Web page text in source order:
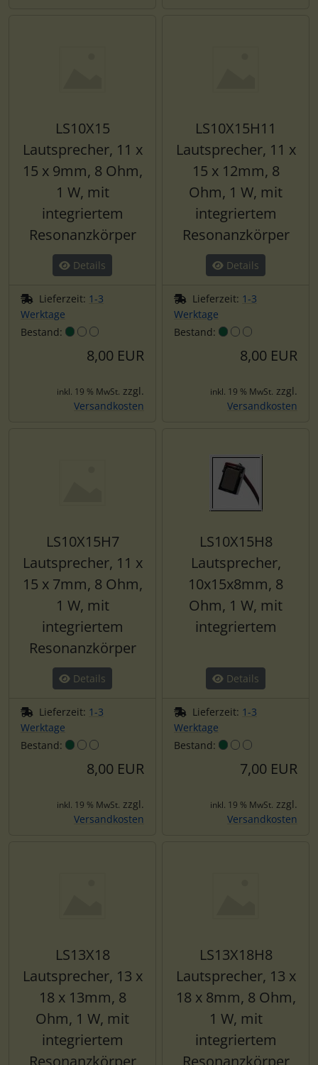
LS10X15
Lautsprecher, 11 x
15 x 9mm, 8 Ohm,
1 W, mit
integriertem
Resonanzkörper
Details
Lieferzeit: 1-3
Werktage
Bestand:
8,00 EUR
inkl. 19 % MwSt. zzgl.
Versandkosten
LS10X15H11
Lautsprecher, 11 x
15 x 12mm, 8
Ohm, 1 W, mit
integriertem
Resonanzkörper
Details
Lieferzeit: 1-3
Werktage
Bestand:
8,00 EUR
inkl. 19 % MwSt. zzgl.
Versandkosten
LS10X15H7
Lautsprecher, 11 x
15 x 7mm, 8 Ohm,
1 W, mit
integriertem
Resonanzkörper
Details
Lieferzeit: 1-3
Werktage
Bestand:
8,00 EUR
inkl. 19 % MwSt. zzgl.
Versandkosten
LS10X15H8
Lautsprecher,
10x15x8mm, 8
Ohm, 1 W, mit
integriertem
Details
Lieferzeit: 1-3
Werktage
Bestand:
7,00 EUR
inkl. 19 % MwSt. zzgl.
Versandkosten
LS13X18
Lautsprecher, 13 x
18 x 13mm, 8
Ohm, 1 W, mit
integriertem
Resonanzkörper
LS13X18H8
Lautsprecher, 13 x
18 x 8mm, 8 Ohm,
1 W, mit
integriertem
Resonanzkörper